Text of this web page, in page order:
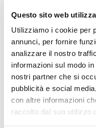
Questo sito web
Utilizziamo i cookie per
annunci, per fornire
analizzare il nostro
informazioni sul modo
nostri partner che si
pubblicità e social
con altre informazioni
raccolto dal suo utilizzo
ECONOMICO?
STO CERCANDO UN
AIUTARE?
SONO IN GRAVI